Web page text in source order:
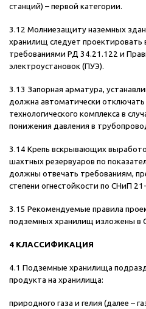
станций) – первой категории.
3.12 Молниезащиту наземных
хранилищ следует проектировать
требованиями РД 34.21.122 и
электроустановок (ПУЭ).
3.13 Запорная арматура,
должна автоматически отключать
технологического комплекса в
понижения давления в
3.14 Крепь вскрывающих
шахтных резервуаров по
должны отвечать требованиям,
степени огнестойкости по СНиП
3.15 Рекомендуемые правила
подземных хранилищ изложены в
4 КЛАССИФИКАЦИЯ
4.1 Подземные хранилища
продукта на хранилища:
природного газа и гелия (далее –